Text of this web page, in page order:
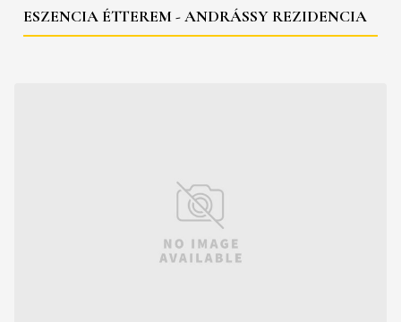
ESZENCIA ÉTTEREM - ANDRÁSSY REZIDENCIA